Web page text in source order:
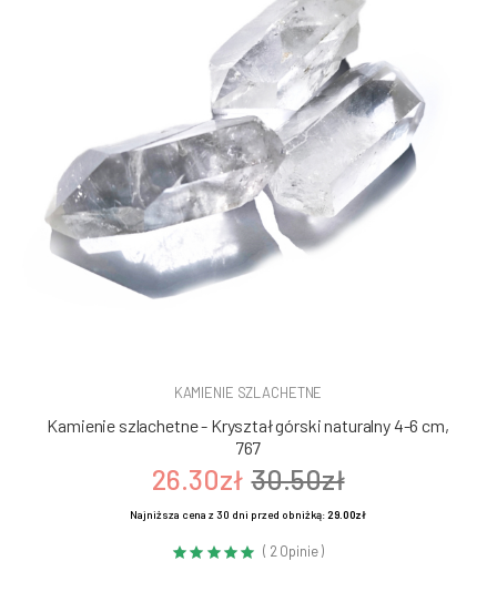
KAMIENIE SZLACHETNE
Kamienie szlachetne - Kryształ górski naturalny 4-6 cm,
767
26.30zł 30.50zł
Najniższa cena z 30 dni przed obniżką:29.00zł
( 2 Opinie )